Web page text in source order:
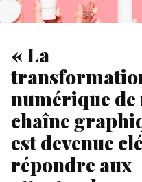
« La
numérique de
chaîne
est devenue
répondre aux